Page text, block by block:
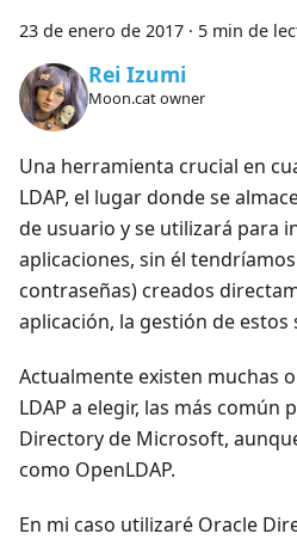
23 de enero de 2017 · 5 min de
Rei Izumi
Moon.cat owner
Una herramienta crucial en
LDAP, el lugar donde se
de usuario y se utilizará para
aplicaciones, sin él
contraseñas) creados
aplicación, la gestión de estos
Actualmente existen muchas
LDAP a elegir, las más común
Directory de Microsoft,
como OpenLDAP.
En mi caso utilizaré Oracle